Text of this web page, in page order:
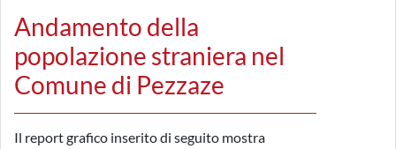
Andamento della
popolazione straniera nel
Comune di Pezzaze
Il report grafico inserito di seguito mostra